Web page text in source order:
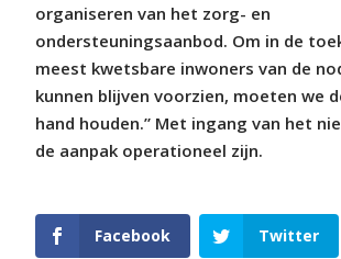
organiseren van het zorg- en
ondersteuningsaanbod. Om in de
meest kwetsbare inwoners van de
kunnen blijven voorzien, moeten we
hand houden.” Met ingang van het
de aanpak operationeel zijn.
Facebook Twitter